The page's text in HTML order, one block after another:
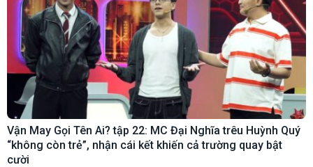
Vận May Gọi Tên Ai? tập 22: MC Đại Nghĩa trêu Huỳnh Quý
“không còn trẻ”, nhận cái kết khiến cả trường quay bật
cười